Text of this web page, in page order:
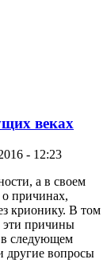
веках
- 12:23
а в своем
о причинах,
крионику. В том
эти причины
в следующем
другие вопросы